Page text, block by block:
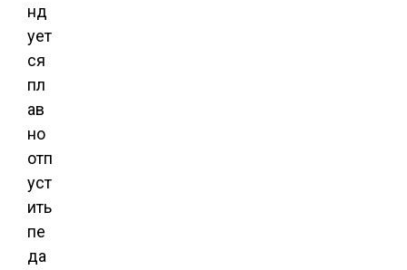
нд
ует
ся
пл
ав
но
отп
уст
ить
пе
да